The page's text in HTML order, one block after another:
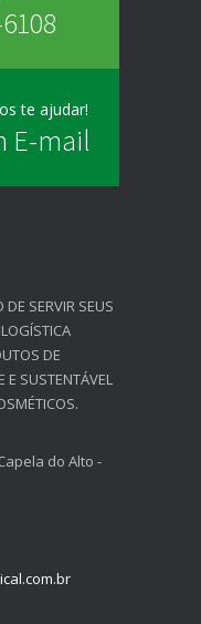
te ajudar!
E-mail
SERVIR SEUS
DE
E SUSTENTÁVEL
do Alto -